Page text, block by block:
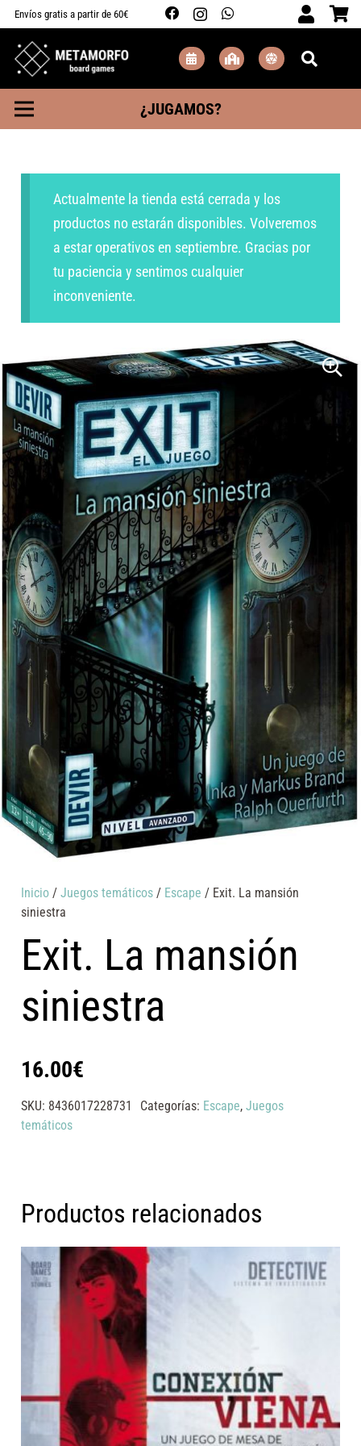
Envíos gratis a partir de 60€
¿JUGAMOS?
Actualmente la tienda está cerrada y los
productos no estarán disponibles. Volveremos
a estar operativos en septiembre. Gracias por
tu paciencia y sentimos cualquier
inconveniente.
Inicio /Juegos temáticos / Escape / Exit. La mansión
siniestra
Exit. La mansión
siniestra
16.00€
SKU: 8436017228731 Categorías: Escape, Juegos
temáticos
Productos relacionados